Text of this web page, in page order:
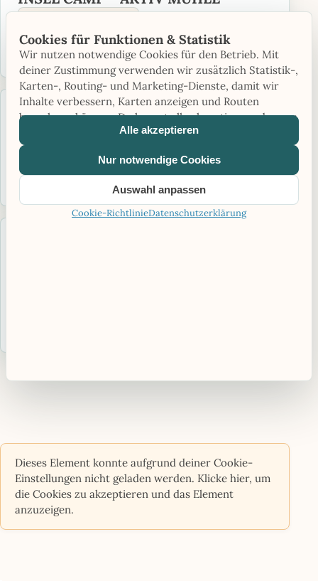
Cookies für Funktionen & Statistik
Wir nutzen notwendige Cookies für den Betrieb. Mit
deiner Zustimmung verwenden wir zusätzlich Statistik-,
Karten-, Routing- und Marketing-Dienste, damit wir
Inhalte verbessern, Karten anzeigen und Routen
berechnen können. Du kannst alle akzeptieren oder nur
notwendige Cookies verwenden.
Alle akzeptieren
Nur notwendige Cookies
Auswahl anpassen
Cookie-RichtlinieDatenschutzerklärung
Zum Campingplatz
10,3 KM ENTFERNT
Camping Pappenheim
Zum Campingplatz
Dieses Element konnte aufgrund deiner Cookie-
Einstellungen nicht geladen werden. Klicke hier, um
die Cookies zu akzeptieren und das Element
anzuzeigen.